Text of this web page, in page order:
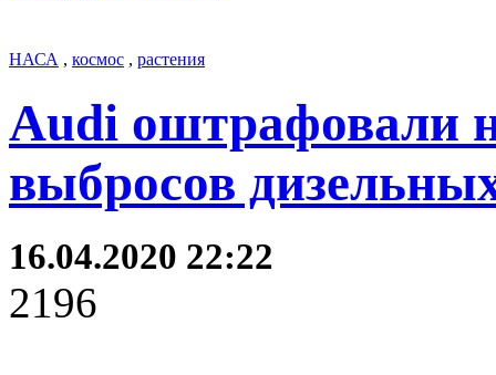
НАСА , космос , растения
Audi оштрафовали
выбросов
16.04.2020 22:22
2196